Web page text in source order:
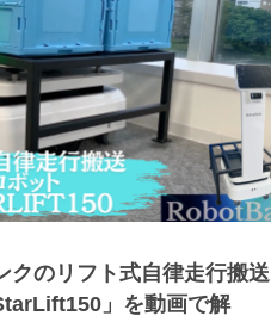
クのリフト式自律走行搬送
」を動画で解